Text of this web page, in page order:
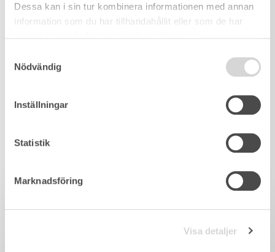
Dessa kan i sin tur kombinera informationen med annan
information som du har tillhandahållit eller som de har
Nödvändig
Inställningar
Statistik
Marknadsföring
Visa detaljer